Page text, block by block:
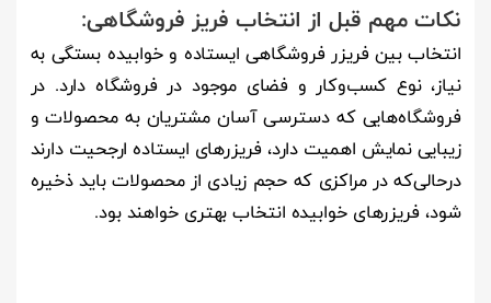
نکات مهم قبل از انتخاب فریز فروشگاهی:
انتخاب بین فریزر فروشگاهی ایستاده و خوابیده بستگی به
نیاز، نوع کسب‌وکار و فضای موجود در فروشگاه دارد. در
فروشگاه‌هایی که دسترسی آسان مشتریان به محصولات و
زیبایی نمایش اهمیت دارد، فریزرهای ایستاده ارجحیت دارند
درحالی‌که در مراکزی که حجم زیادی از محصولات باید ذخیره
شود، فریزرهای خوابیده انتخاب بهتری خواهند بود.